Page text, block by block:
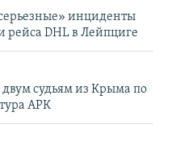
инциденты
рейса DHL в Лейпциге
судьям из Крыма по
АРК